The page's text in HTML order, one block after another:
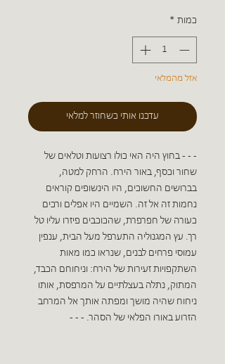
כמות *
אזל מהמלאי
עדכנו אותי כשחוזר למלאי
- - - בחוץ היה האי כולו רצועות וטלאים של
שחור וכסף, באור הירח. הרחק למטה,
בברושים החשוכים, היו הינשופים קוראים
נחמות זה אל זה. השמיים היו אפלים ורכים
כעורה של חפרפרת, שהכוכבים פיזרו עליו טל
רך. עץ המגנוליה התערפל מעל הבית, ענפין
עמוסי פרחים לבנים, שנראו כמו מאות
השתקפויות זעירות של הירח: וניחוחם הכבד,
המתוק, נתלה בעצלתיים על המרפסת, אותו
ניחוח שהיה מושך ומפתה אותך אל המרחב
הזרוע באורו הפלאי של הסהר. - - -